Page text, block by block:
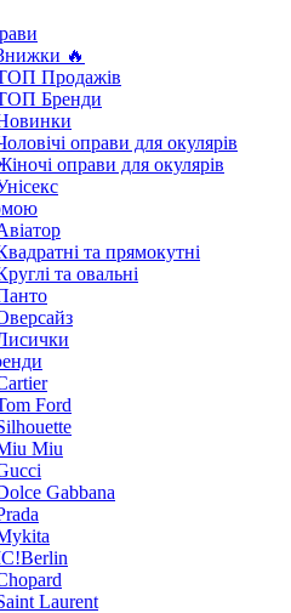
🔥
Продажів
Бренди
оправи для окулярів
оправи для окулярів
та прямокутні
та овальні
Ford
Miu
Gabbana
Laurent